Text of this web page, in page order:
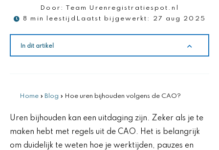
Door:
Team Urenregistratiespot.nl
8 min leestijd Laatst bijgewerkt: 27 aug 2025
In dit artikel
Home » Blog » Hoe uren bijhouden volgens de CAO?
Uren bijhouden kan een uitdaging zijn. Zeker als je te
maken hebt met regels uit de CAO. Het is belangrijk
om duidelijk te weten hoe je werktijden, pauzes en